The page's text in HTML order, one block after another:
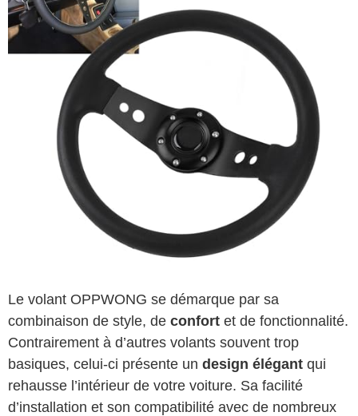
Le volant OPPWONG se démarque par sa
combinaison de style, de confort et de fonctionnalité.
Contrairement à d’autres volants souvent trop
basiques, celui-ci présente un design élégant qui
rehausse l’intérieur de votre voiture. Sa facilité
d’installation et son compatibilité avec de nombreux